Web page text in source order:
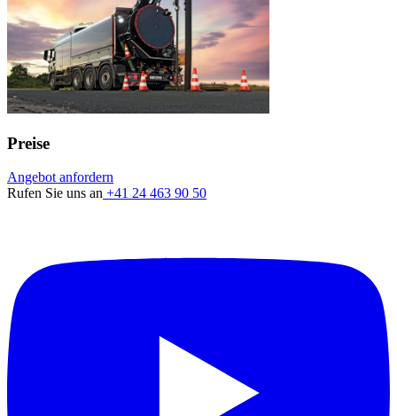
Preise
Angebot anfordern
Rufen Sie uns an +41 24 463 90 50